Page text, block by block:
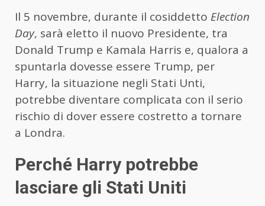
Il 5 novembre, durante il cosiddetto Election
Day, sarà eletto il nuovo Presidente, tra
Donald Trump e Kamala Harris e, qualora a
spuntarla dovesse essere Trump, per
Harry, la situazione negli Stati Unti,
potrebbe diventare complicata con il serio
rischio di dover essere costretto a tornare
a Londra.
Perché Harry potrebbe
lasciare gli Stati Uniti